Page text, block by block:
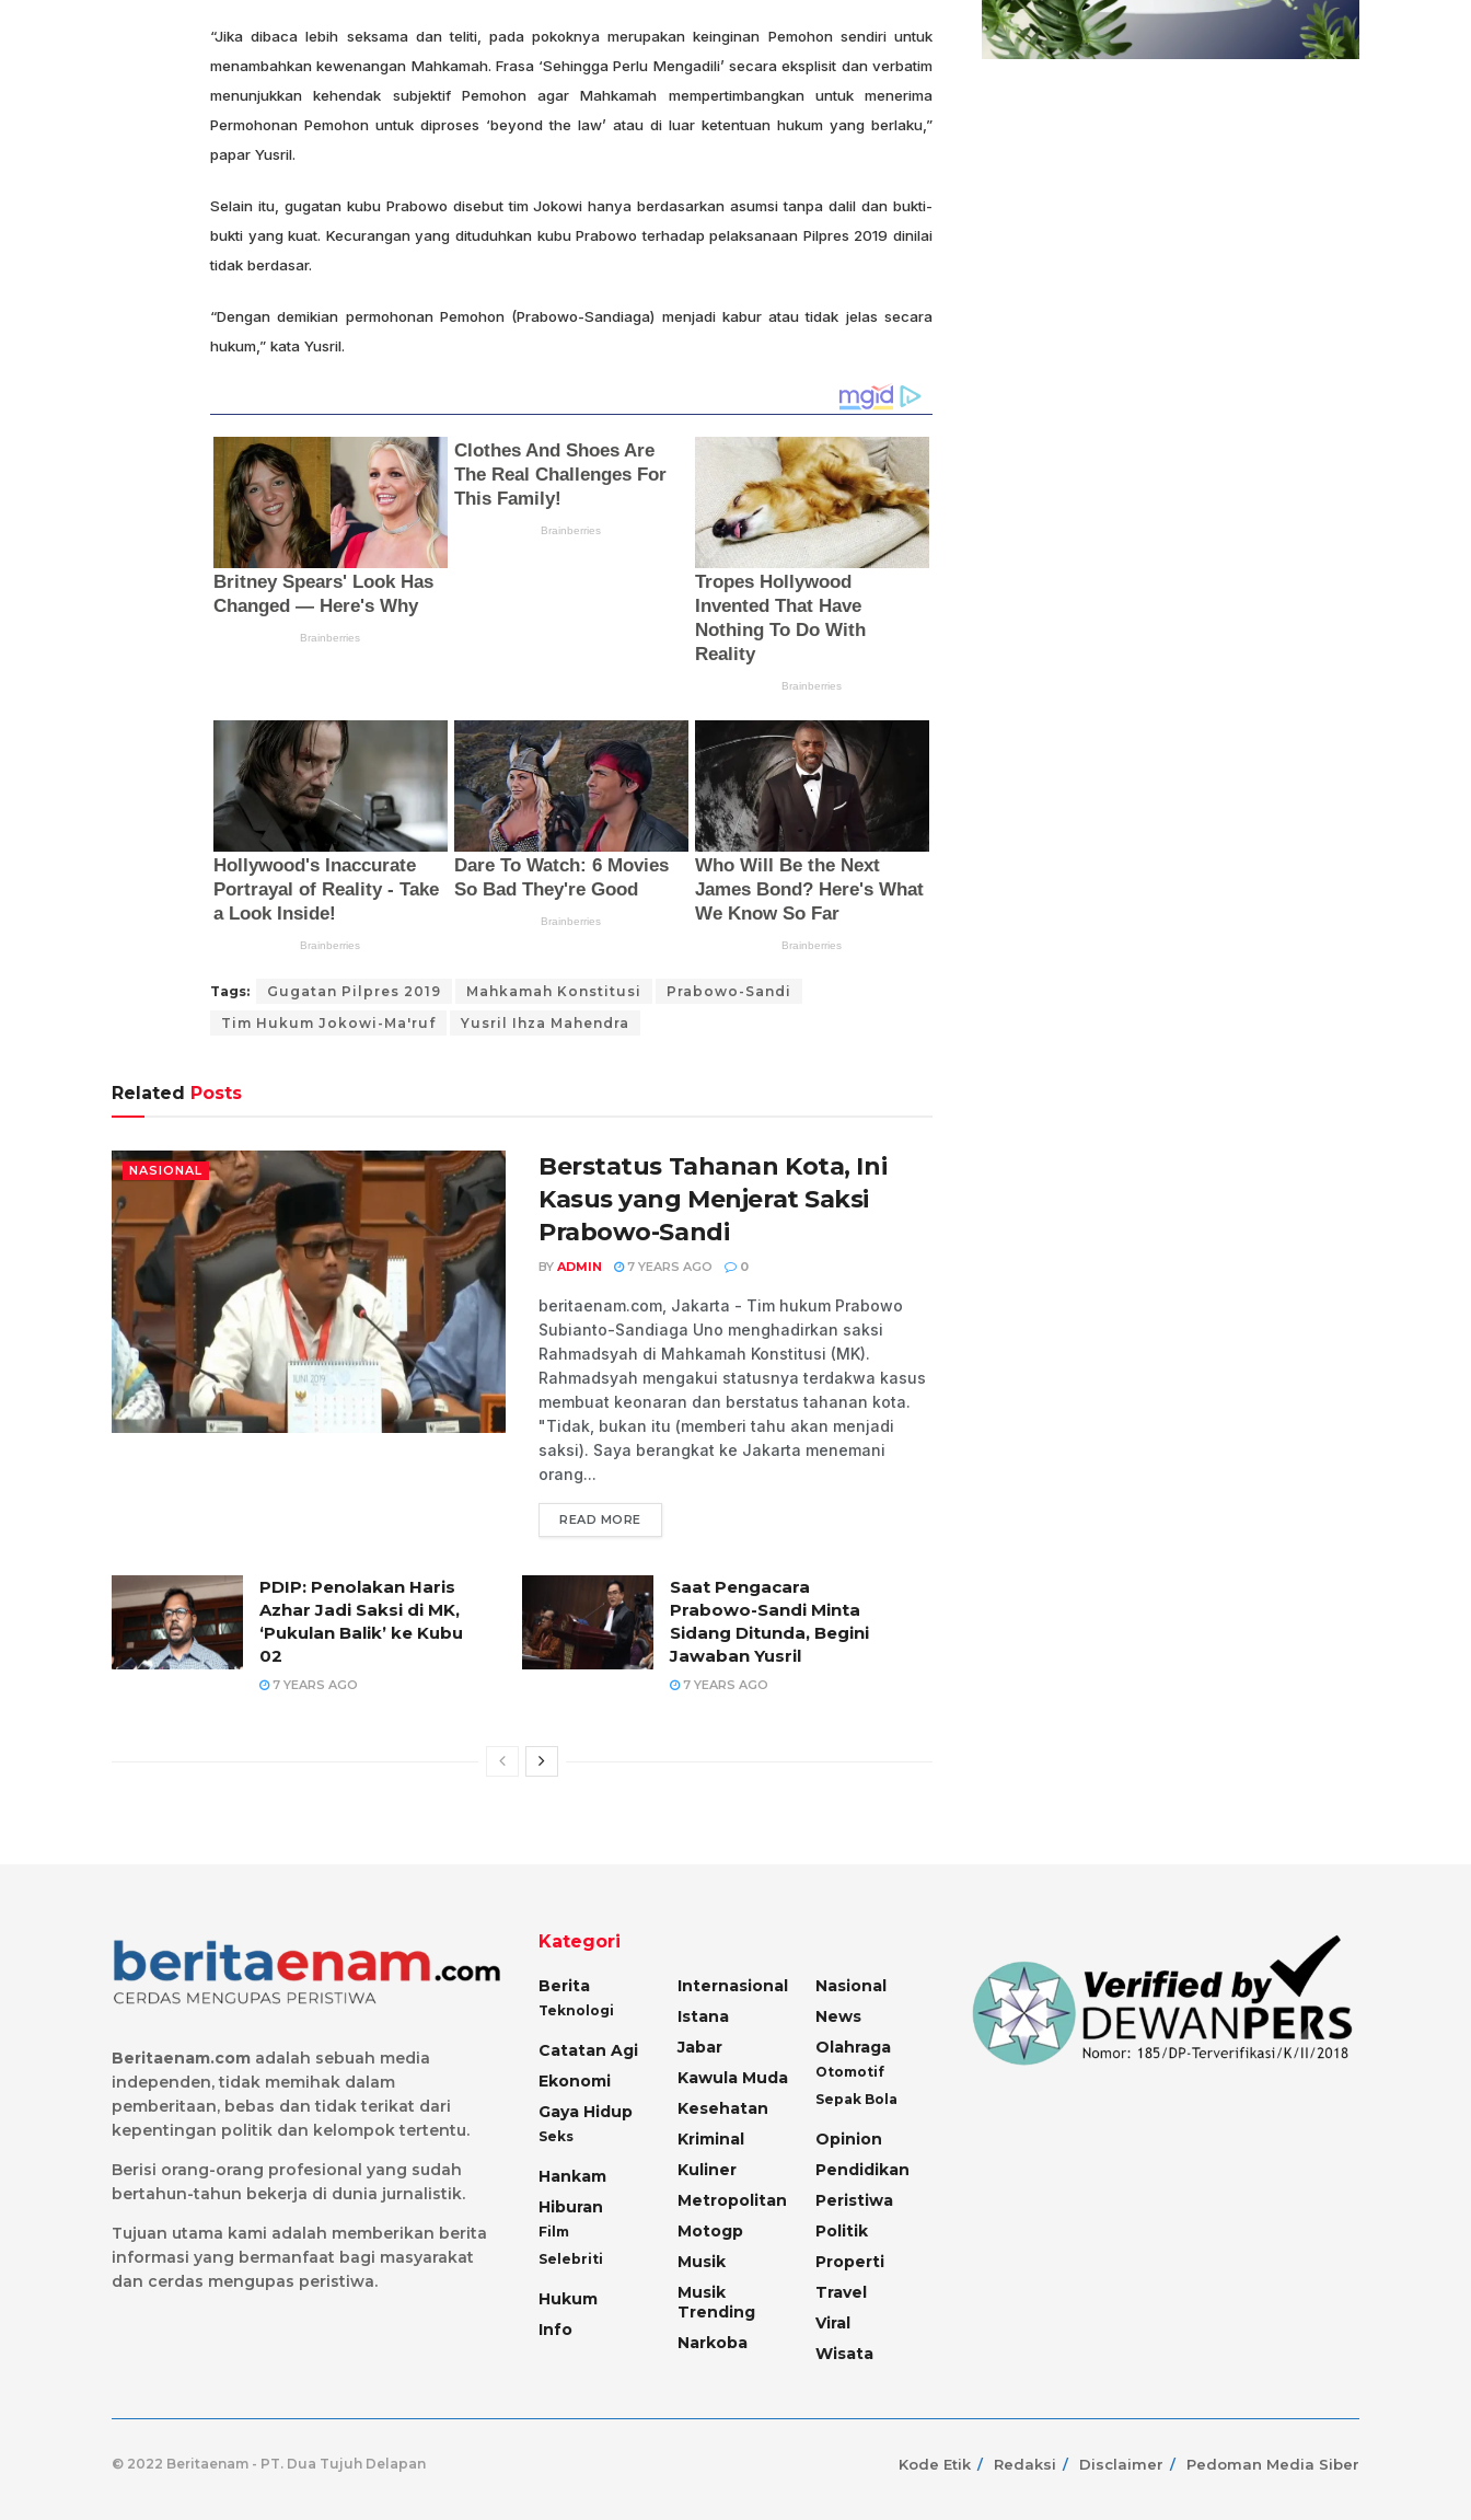
“Jika dibaca lebih seksama dan teliti, pada pokoknya merupakan keinginan Pemohon sendiri untuk
menambahkan kewenangan Mahkamah. Frasa ‘Sehingga Perlu Mengadili’ secara eksplisit dan verbatim
menunjukkan kehendak subjektif Pemohon agar Mahkamah mempertimbangkan untuk menerima
Permohonan Pemohon untuk diproses ‘beyond the law’ atau di luar ketentuan hukum yang berlaku,”
papar Yusril.
Selain itu, gugatan kubu Prabowo disebut tim Jokowi hanya berdasarkan asumsi tanpa dalil dan bukti-
bukti yang kuat. Kecurangan yang dituduhkan kubu Prabowo terhadap pelaksanaan Pilpres 2019 dinilai
tidak berdasar.
“Dengan demikian permohonan Pemohon (Prabowo-Sandiaga) menjadi kabur atau tidak jelas secara
hukum,” kata Yusril.
Tags: Gugatan Pilpres 2019 Mahkamah Konstitusi
Prabowo-Sandi
Tim Hukum Jokowi-Ma'ruf
Yusril Ihza Mahendra
Related Posts
NASIONAL
Berstatus Tahanan Kota, Ini
Kasus yang Menjerat Saksi
Prabowo-Sandi
BY ADMIN 7 YEARS AGO 0
beritaenam.com, Jakarta - Tim hukum Prabowo
Subianto-Sandiaga Uno menghadirkan saksi
Rahmadsyah di Mahkamah Konstitusi (MK).
Rahmadsyah mengakui statusnya terdakwa kasus
membuat keonaran dan berstatus tahanan kota.
"Tidak, bukan itu (memberi tahu akan menjadi
saksi). Saya berangkat ke Jakarta menemani
orang...
READ MORE
PDIP: Penolakan Haris
Azhar Jadi Saksi di MK,
‘Pukulan Balik’ ke Kubu
02
7 YEARS AGO
Saat Pengacara
Prabowo-Sandi Minta
Sidang Ditunda, Begini
Jawaban Yusril
7 YEARS AGO
Beritaenam.com adalah sebuah media
independen, tidak memihak dalam
pemberitaan, bebas dan tidak terikat dari
kepentingan politik dan kelompok tertentu.
Berisi orang-orang profesional yang sudah
bertahun-tahun bekerja di dunia jurnalistik.
Tujuan utama kami adalah memberikan berita
informasi yang bermanfaat bagi masyarakat
dan cerdas mengupas peristiwa.
Kategori
Berita
Teknologi
Catatan Agi
Ekonomi
Gaya Hidup
Seks
Hankam
Hiburan
Film
Selebriti
Hukum
Info
Internasional
Istana
Jabar
Kawula Muda
Kesehatan
Kriminal
Kuliner
Metropolitan
Motogp
Musik
Musik
Trending
Narkoba
Nasional
News
Olahraga
Otomotif
Sepak Bola
Opinion
Pendidikan
Peristiwa
Politik
Properti
Travel
Viral
Wisata
Kode Etik Redaksi Disclaimer Pedoman Media Siber
© 2022 Beritaenam - PT. Dua Tujuh Delapan